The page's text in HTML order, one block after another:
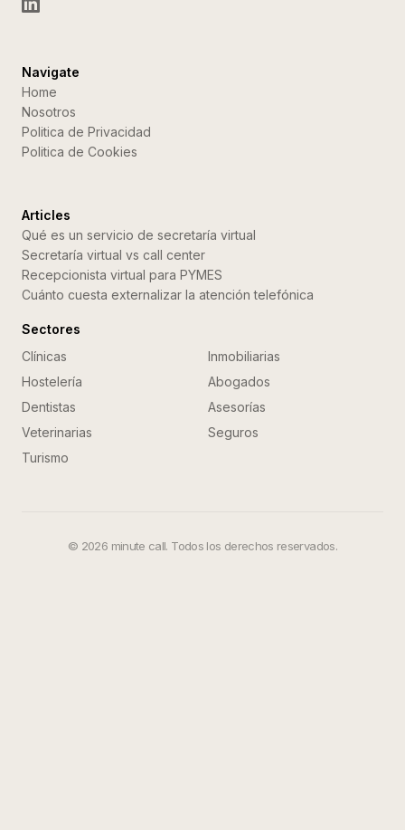
Navigate
Home
Nosotros
Politica de Privacidad
Politica de Cookies
Articles
Qué es un servicio de secretaría virtual
Secretaría virtual vs call center
Recepcionista virtual para PYMES
Cuánto cuesta externalizar la atención telefónica
Sectores
Clínicas
Inmobiliarias
Hostelería
Abogados
Dentistas
Asesorías
Veterinarias
Seguros
Turismo
© 2026 minute call. Todos los derechos reservados.